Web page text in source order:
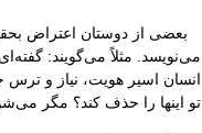
بعضی از دوستان اعتراض
می‌نویسد. مثلاً می‌گویند:
انسان اسیر هویت، نیاز و
تو اینها را حذف کند؟ مگر